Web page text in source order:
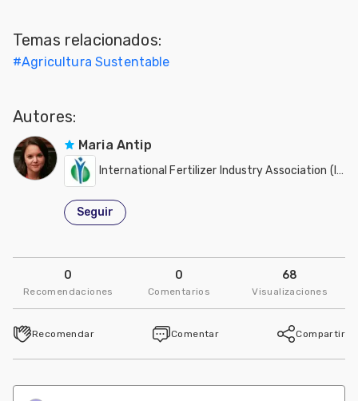
Temas relacionados:
#Agricultura Sustentable
Autores:
Maria Antip
International Fertilizer Industry Association (IFA)
Seguir
0
Recomendaciones
0
Comentarios
68
Visualizaciones
Recomendar Comentar Compartir